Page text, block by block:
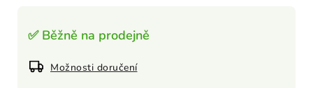
✅ Běžně na prodejně
Možnosti doručení